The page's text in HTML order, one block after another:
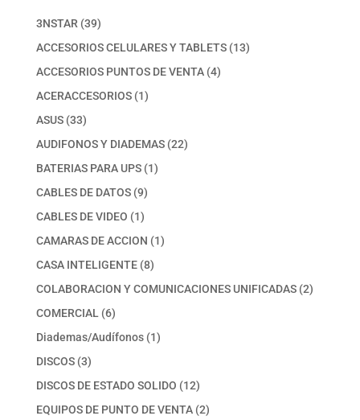
3NSTAR 3939
productos
ACCESORIOS CELULARES Y TABLETS 1313
ACCESORIOS PUNTOS DE VENTA 44
ACERACCESORIOS 11
ASUS 3333
productos
AUDIFONOS Y DIADEMAS 2222
BATERIAS PARA UPS 11
CABLES DE DATOS 99
productos
CABLES DE VIDEO 11
producto
CAMARAS DE ACCION 11
CASA INTELIGENTE 88
productos
COLABORACION Y COMUNICACIONES UNIFICADAS 22
COMERCIAL 66
productos
Diademas/Audífonos 11
DISCOS 33
productos
DISCOS DE ESTADO SOLIDO 1212
productos
EQUIPOS DE PUNTO DE VENTA 22